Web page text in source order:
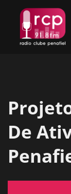
content
De